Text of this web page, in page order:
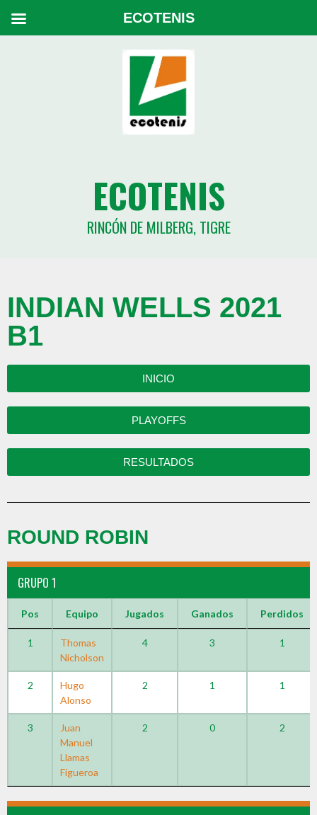
ECOTENIS
RINCÓN DE MILBERG, TIGRE
INDIAN WELLS 2021
B1
INICIO
PLAYOFFS
RESULTADOS
ROUND ROBIN
GRUPO 1
Pos Equipo Jugados Ganados Perdidos
1
Thomas
Nicholson
4 3 1
2
Hugo
Alonso
2 1 1
3
Juan
Manuel
Llamas
Figueroa
2 0 2
ECOTENIS